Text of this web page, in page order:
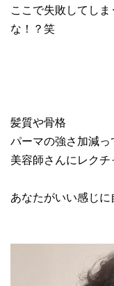
ここで失敗してし
な！？笑
髪質や骨格
パーマの強さ加減
美容師さんにレク
あなたがいい感じ